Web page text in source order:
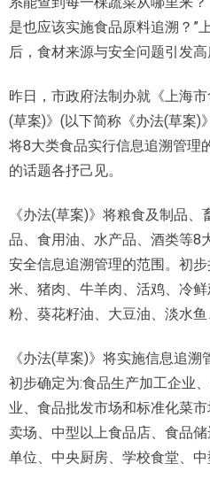
是也应该实施食品原料追溯？”
后，食材来源与安全问题引发高
昨日，市政府法制办就《上海
(草案)》(以下简称《办法(草案)
将8大类食品实行信息追溯管理
的话题各抒己见。
《办法(草案)》将粮食及制品
品、食用油、水产品、酒类等8
安全信息追溯管理的范围。初
米、猪肉、牛羊肉、活鸡、冷
粉、葵花籽油、大豆油、淡水鱼
《办法(草案)》将实施信息追
初步确定为:食品生产加工企业
业、食品批发市场和标准化菜
卖场、中型以上食品店、食品
单位、中央厨房、学校食堂、中